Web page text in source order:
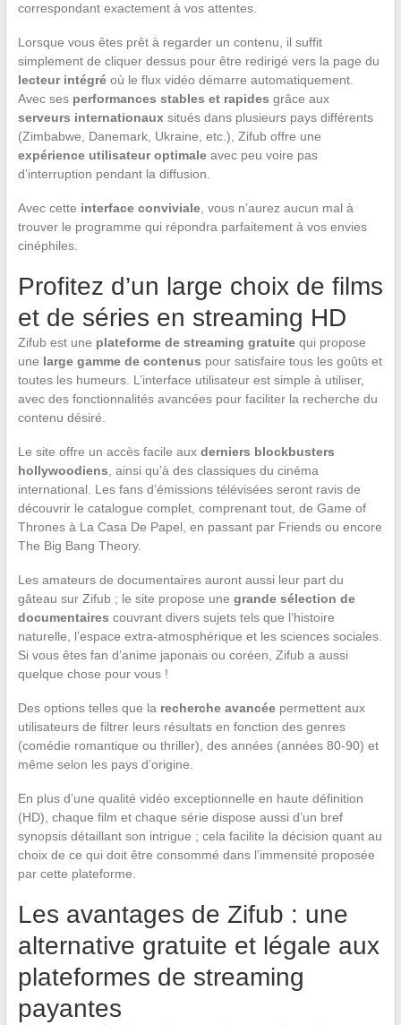
correspondant exactement à vos attentes.
Lorsque vous êtes prêt à regarder un contenu, il suffit
simplement de cliquer dessus pour être redirigé vers la page du
lecteur intégréoù le flux vidéo démarre automatiquement.
Avec ses performances stables et rapides grâce aux
serveurs internationauxsitués dans plusieurs pays différents
(Zimbabwe, Danemark, Ukraine, etc.), Zifub offre une
expérience utilisateur optimaleavec peu voire pas
d’interruption pendant la diffusion.
Avec cette interface conviviale, vous n’aurez aucun mal à
trouver le programme qui répondra parfaitement à vos envies
cinéphiles.
Profitez d’un large choix de films
et de séries en streaming HD
Zifub est une plateforme de streaming gratuitequi propose
une large gamme de contenus pour satisfaire tous les goûts et
toutes les humeurs. L’interface utilisateur est simple à utiliser,
avec des fonctionnalités avancées pour faciliter la recherche du
contenu désiré.
Le site offre un accès facile aux derniers blockbusters
hollywoodiens , ainsi qu’à des classiques du cinéma
international. Les fans d’émissions télévisées seront ravis de
découvrir le catalogue complet, comprenant tout, de Game of
Thrones à La Casa De Papel, en passant par Friends ou encore
The Big Bang Theory.
Les amateurs de documentaires auront aussi leur part du
gâteau sur Zifub ; le site propose une grande sélection de
documentaires couvrant divers sujets tels que l’histoire
naturelle, l’espace extra-atmosphérique et les sciences sociales.
Si vous êtes fan d’anime japonais ou coréen, Zifub a aussi
quelque chose pour vous !
Des options telles que la recherche avancéepermettent aux
utilisateurs de filtrer leurs résultats en fonction des genres
(comédie romantique ou thriller), des années (années 80-90) et
même selon les pays d’origine.
En plus d’une qualité vidéo exceptionnelle en haute définition
(HD), chaque film et chaque série dispose aussi d’un bref
synopsis détaillant son intrigue ; cela facilite la décision quant au
choix de ce qui doit être consommé dans l’immensité proposée
par cette plateforme.
Les avantages de Zifub : une
alternative gratuite et légale aux
plateformes de streaming
payantes